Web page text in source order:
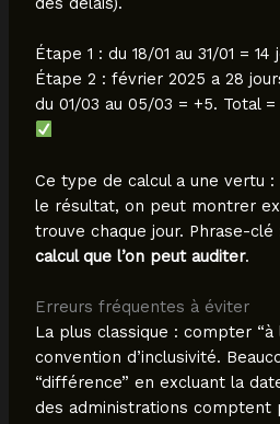
Étape 1 : du 18/01 au 31/01 =
Étape 2 : février 2025 a 28
du 01/03 au 05/03 = +5. Total =
Ce type de calcul a une vertu :
le résultat, on peut montrer
trouve chaque jour. Phrase-clé
calcul que l’on peut auditer.
Erreurs fréquentes à éviter
La plus classique : compter “à
convention d’inclusivité.
“différence” en excluant la
des administrations comptent